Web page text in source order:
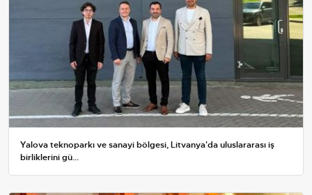
Yalova teknoparkı ve sanayi bölgesi, Litvanya'da uluslararası iş
birliklerini gü...